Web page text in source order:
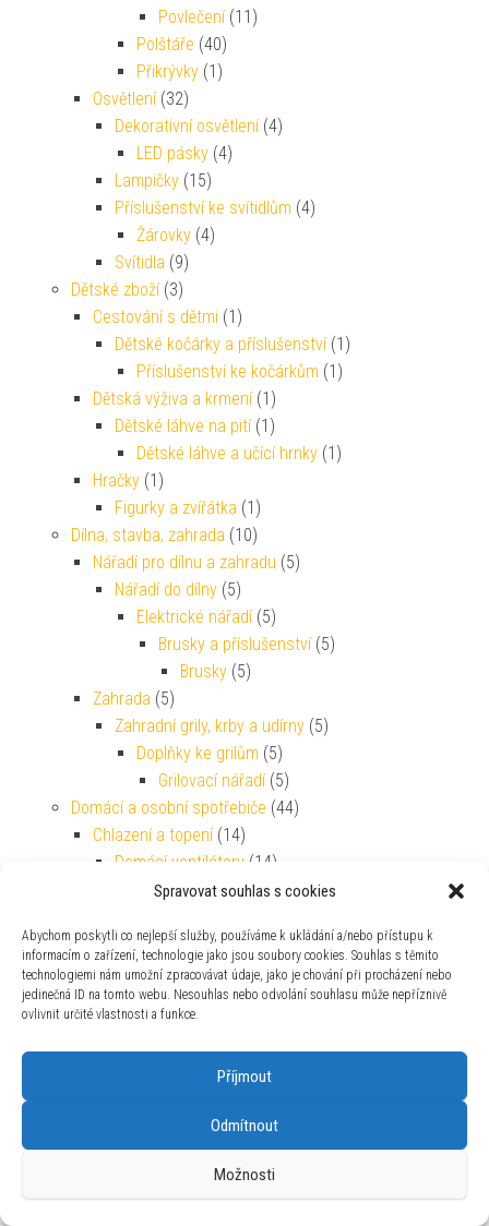
Spravovat souhlas s cookies
Abychom poskytli co nejlepší služby, používáme k ukládání a/nebo přístupu k
informacím o zařízení, technologie jako jsou soubory cookies. Souhlas s těmito
technologiemi nám umožní zpracovávat údaje, jako je chování při procházení nebo
jedinečná ID na tomto webu. Nesouhlas nebo odvolání souhlasu může nepříznivě
ovlivnit určité vlastnosti a funkce.
Příjmout
Odmítnout
Možnosti
Povlečení (11)
Polštáře (40)
Přikrývky (1)
Osvětlení (32)
Dekorativní osvětlení (4)
LED pásky (4)
Lampičky (15)
Příslušenství ke svítidlům (4)
Žárovky (4)
Svítidla (9)
Dětské zboží (3)
Cestování s dětmi (1)
Dětské kočárky a příslušenství (1)
Příslušenství ke kočárkům (1)
Dětská výživa a krmení (1)
Dětské láhve na pití (1)
Dětské láhve a učící hrnky (1)
Hračky (1)
Figurky a zvířátka (1)
Dílna, stavba, zahrada (10)
Nářadí pro dílnu a zahradu (5)
Nářadí do dílny (5)
Elektrické nářadí (5)
Brusky a příslušenství (5)
Brusky (5)
Zahrada (5)
Zahradní grily, krby a udírny (5)
Doplňky ke grilům (5)
Grilovací nářadí (5)
Domácí a osobní spotřebiče (44)
Chlazení a topení (14)
Domácí ventilátory (14)
Péče o tělo a zdraví (30)
Holicí strojky (11)
Kulmy (19)
Drogerie (28)
Osvěžovače vzduchu
Elektronika (87)
(21)
Baterie primární (21)
(16)